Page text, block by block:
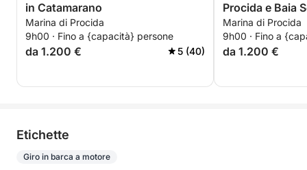
in Catamarano
Marina di Procida
9h00 · Fino a {capacità} persone
da 1.200 € 5 (40)
Procida e Baia
Marina di Procida
9h00 · Fino a
da 1.200 €
Etichette
Giro in barca a motore